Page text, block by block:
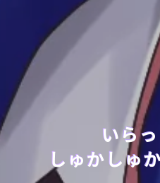
いら
しゅかしゅ